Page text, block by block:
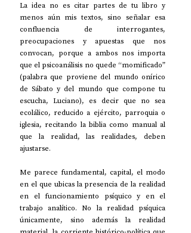
La idea no es citar partes de tu libro y
menos aún mis textos, sino señalar esa
confluencia de interrogantes,
preocupaciones y apuestas que nos
convocan, porque a ambos nos importa
que el psicoanálisis no quede “momificado”
(palabra que proviene del mundo onírico
de Sábato y del mundo que compone tu
escucha, Luciano), es decir que no sea
ecolálico, reducido a ejército, parroquia o
iglesia, recitando la biblia como manual al
que la realidad, las realidades, deben
ajustarse.
Me parece fundamental, capital, el modo
en el que ubicas la presencia de la realidad
en el funcionamiento psíquico y en el
trabajo analítico. No la realidad psíquica
únicamente, sino además la realidad